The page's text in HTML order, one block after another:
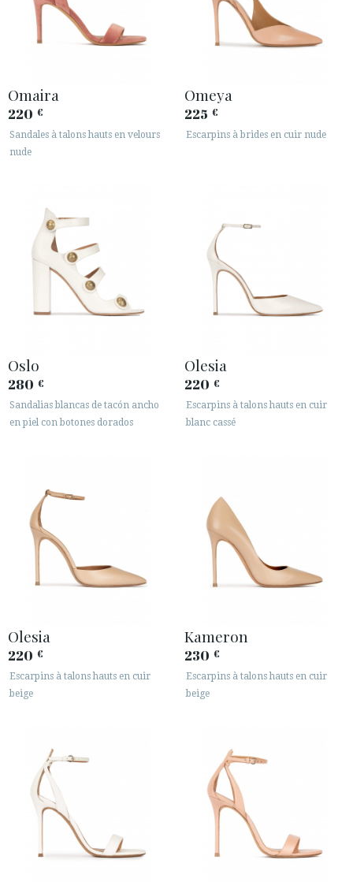
Omaira
220 €
Sandales à talons hauts en velours
nude
Omeya
225 €
Escarpins à brides en cuir nude
Oslo
280 €
Sandalias blancas de tacón ancho
en piel con botones dorados
Olesia
220 €
Escarpins à talons hauts en cuir
blanc cassé
Olesia
220 €
Escarpins à talons hauts en cuir
beige
Kameron
230 €
Escarpins à talons hauts en cuir
beige